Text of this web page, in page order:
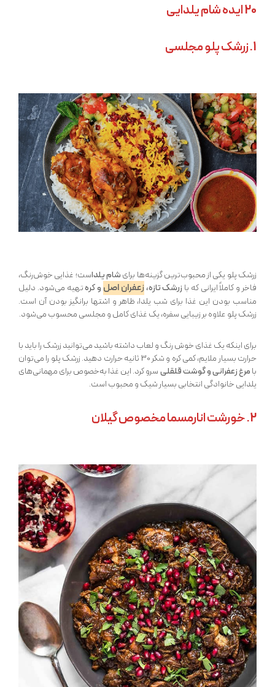
20 ایده شام یلدایی
1. زرشک پلو مجلسی
زرشک پلو یکی از محبوب‌ترین گزینه‌ها برایشام یلداست؛ غذایی خوش‌رنگ،
فاخر و کاملاً ایرانی که با زرشک تازه،زعفران اصل و کرهتهیه می‌شود. دلیل
مناسب بودن این غذا برای شب یلدا، ظاهر و اشتها برانگیز بودن آن است.
زرشک پلو علاوه بر زیبایی سفره، یک غذای کامل و مجلسی محسوب می‌شود.
برای اینکه یک غذای خوش رنگ و لعاب داشته باشید می‌توانید زرشک را باید با
حرارت بسیار ملایم، کمی کره و شکر 30 ثانیه حرارت دهید. زرشک پلو را می‌توان
بامرغ زعفرانی و گوشت قلقلیسرو کرد. این غذا به‌خصوص برای مهمانی‌های
یلدایی خانوادگی انتخابی بسیار شیک و محبوب است.
2. خورشت انارمسما مخصوص گیلان